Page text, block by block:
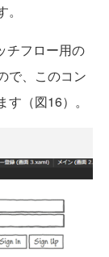
チフロー用の
で、このコン
（図16）。